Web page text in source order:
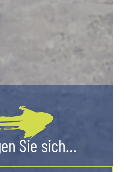
Sie sich…